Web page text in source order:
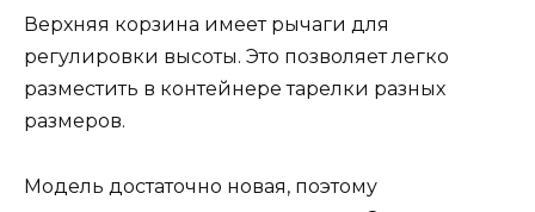
Верхняя корзина имеет рычаги для
регулировки высоты. Это позволяет легко
разместить в контейнере тарелки разных
размеров.
Модель достаточно новая, поэтому